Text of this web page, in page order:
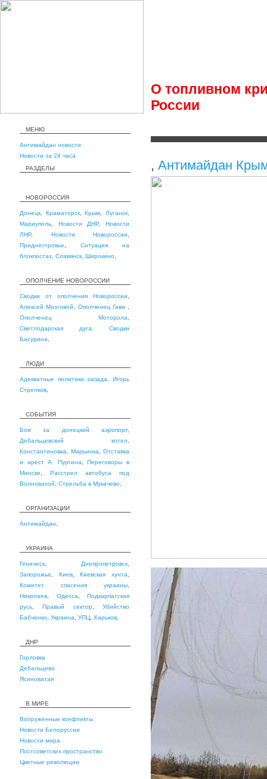
О топливном
России
МЕНЮ
Антимайдан новости
Новости за 24 часа
РАЗДЕЛЫ
НОВОРОССИЯ
Донецк Краматорск,Крым Луганск
Мариуполь
Новости ДНР,Новости
ЛНР, Новости Новороссии
Приднестровье
Ситуация на
блокпостах Славянск Широкино
ОПОЛЧЕНИЕ НОВОРОССИИ
Сводки от ополчения Новороссии
Алексей Мозговой
Ополченец Гиви
Ополченец Моторола
Светлодарская дуга
Сводки
Басурина
ЛЮДИ
Адекватные политики запада ,Игорь
Стрелков
СОБЫТИЯ
Бои за донецкий аэропорт,
Дебальцевский котел
Константиновка
Марьинка
Отставка
и арест А. Пургина ,Переговоры в
Минске
Расстрел автобуса под
Волновахой
Стрельба в Мукачево
ОРГАНИЗАЦИИ
Антимайдан
УКРАИНА
Геническ Днепропетровск
Запорожье
Киев,Киевская хунта
Комитет спасения украины
Николаев
Одесса
Подкарпатская
русь ,Правый сектор,Убийство
Бабченко Украина УПЦ Харьков
ДНР
Горловка
Дебальцево
Ясиноватая
В МИРЕ
Вооруженные конфликты
Новости Белоруссии
Новости мира
Постсоветских пространство
Цветные революции
, Антимайдан